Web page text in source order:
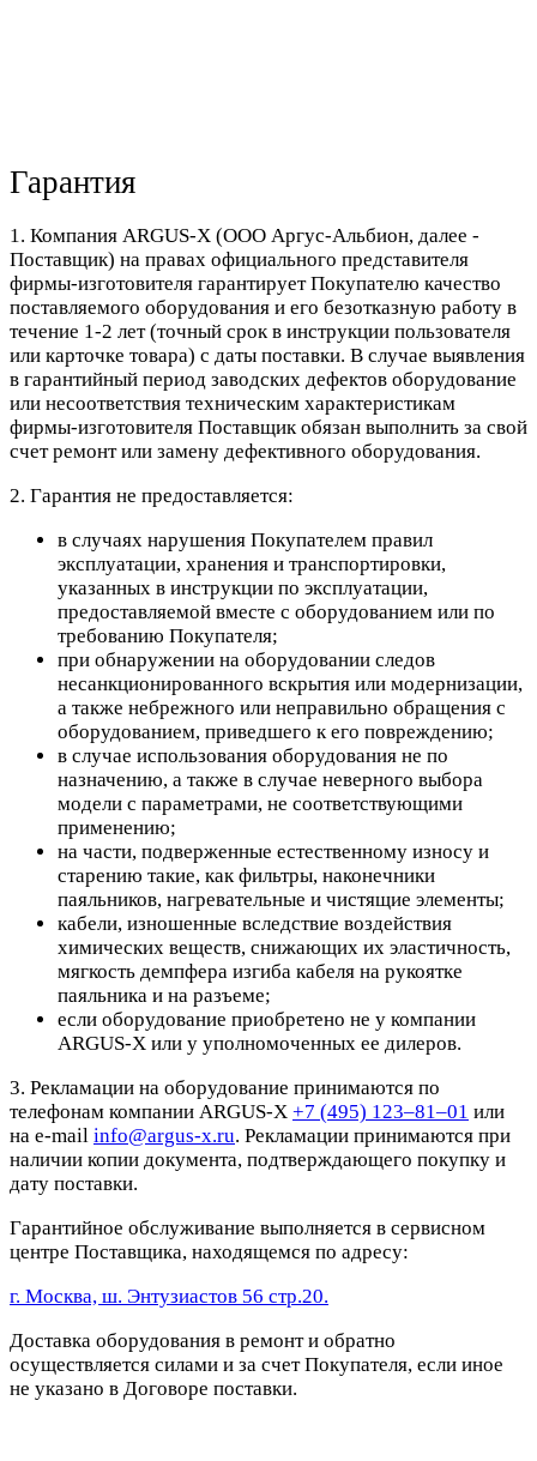
Гарантия
1. Компания ARGUS-X (ООО Аргус-Альбион, далее -
Поставщик) на правах официального представителя
фирмы-изготовителя гарантирует Покупателю качество
поставляемого оборудования и его безотказную работу в
течение 1-2 лет (точный срок в инструкции пользователя
или карточке товара) с даты поставки. В случае выявления
в гарантийный период заводских дефектов оборудование
или несоответствия техническим характеристикам
фирмы-изготовителя Поставщик обязан выполнить за свой
счет ремонт или замену дефективного оборудования.
2. Гарантия не предоставляется:
в случаях нарушения Покупателем правил
эксплуатации, хранения и транспортировки,
указанных в инструкции по эксплуатации,
предоставляемой вместе с оборудованием или по
требованию Покупателя;
при обнаружении на оборудовании следов
несанкционированного вскрытия или модернизации,
а также небрежного или неправильно обращения с
оборудованием, приведшего к его повреждению;
в случае использования оборудования не по
назначению, а также в случае неверного выбора
модели с параметрами, не соответствующими
применению;
на части, подверженные естественному износу и
старению такие, как фильтры, наконечники
паяльников, нагревательные и чистящие элементы;
кабели, изношенные вследствие воздействия
химических веществ, снижающих их эластичность,
мягкость демпфера изгиба кабеля на рукоятке
паяльника и на разъеме;
если оборудование приобретено не у компании
ARGUS-X или у уполномоченных ее дилеров.
3. Рекламации на оборудование принимаются по
телефонам компании ARGUS-X +7 (495) 123–81–01 или
на e-mail info@argus-x.ru. Рекламации принимаются при
наличии копии документа, подтверждающего покупку и
дату поставки.
Гарантийное обслуживание выполняется в сервисном
центре Поставщика, находящемся по адресу:
г. Москва, ш. Энтузиастов 56 стр.20.
Доставка оборудования в ремонт и обратно
осуществляется силами и за счет Покупателя, если иное
не указано в Договоре поставки.